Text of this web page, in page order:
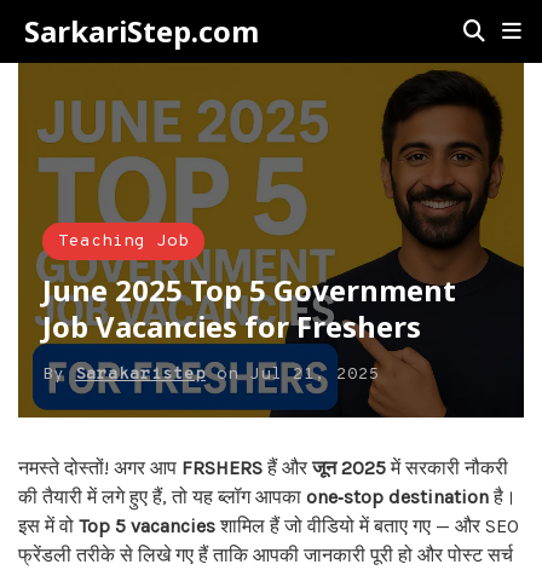
SarkariStep.com
Teaching Job
June 2025 Top 5 Government
Job Vacancies for Freshers
BySarakaristeponJul 21, 2025
नमस्ते दोस्तों! अगर आप FRSHERSहैं औरजून 2025में सरकारी नौकरी
की तैयारी में लगे हुए हैं, तो यह ब्लॉग आपका one‑stop destinationहै।
इस में वो Top 5 vacanciesशामिल हैं जो वीडियो में बताए गए — और SEO
फ्रेंडली तरीके से लिखे गए हैं ताकि आपकी जानकारी पूरी हो और पोस्ट सर्च